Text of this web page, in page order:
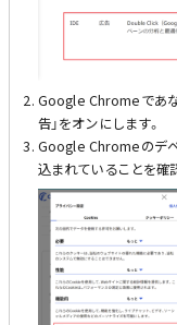
Google Chromeであな
告」をオンにします。
Google Chromeのデベ
込まれていることを確